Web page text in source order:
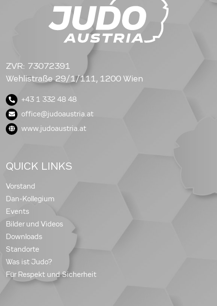
ZVR: 73072391
Wehlistraße 29/1/111, 1200 Wien
+43 1 332 48 48
office@judoaustria.at
www.judoaustria.at
QUICK LINKS
Vorstand
Dan-Kollegium
Events
Bilder und Videos
Downloads
Standorte
Was ist Judo?
Für Respekt und Sicherheit